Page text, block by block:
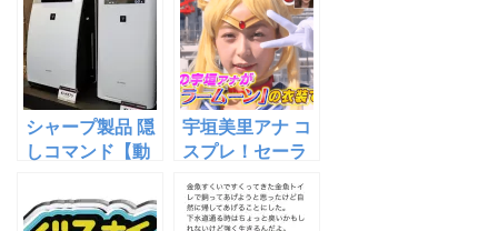
シャープ製品 隠
しコマンド【動
の反応は
宇垣美里アナ コ
スプレ！セーラ
リシリダンス」
【動画あり】